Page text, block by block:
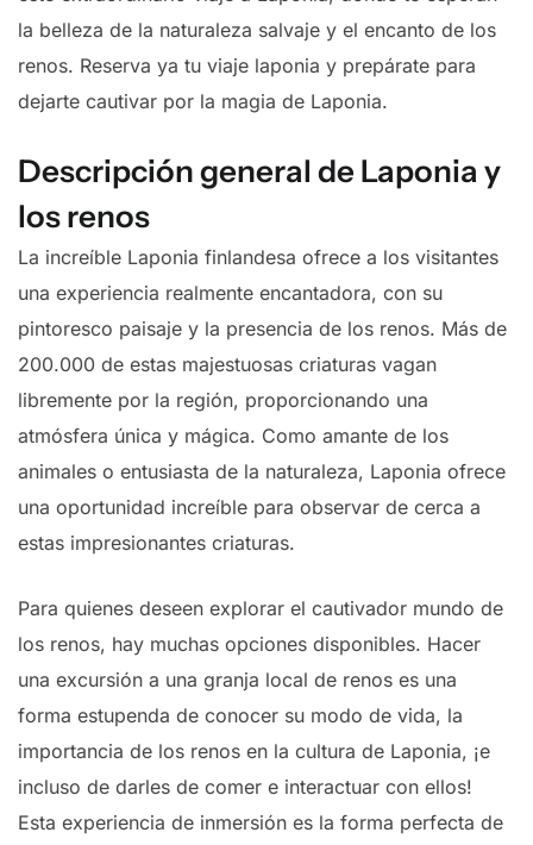
la belleza de la naturaleza salvaje y el encanto de los
renos. Reserva ya tu viaje laponia y prepárate para
dejarte cautivar por la magia de Laponia.
Descripción general de Laponia y
los renos
La increíble Laponia finlandesa ofrece a los visitantes
una experiencia realmente encantadora, con su
pintoresco paisaje y la presencia de los renos. Más de
200.000 de estas majestuosas criaturas vagan
libremente por la región, proporcionando una
atmósfera única y mágica. Como amante de los
animales o entusiasta de la naturaleza, Laponia ofrece
una oportunidad increíble para observar de cerca a
estas impresionantes criaturas.
Para quienes deseen explorar el cautivador mundo de
los renos, hay muchas opciones disponibles. Hacer
una excursión a una granja local de renos es una
forma estupenda de conocer su modo de vida, la
importancia de los renos en la cultura de Laponia, ¡e
incluso de darles de comer e interactuar con ellos!
Esta experiencia de inmersión es la forma perfecta de